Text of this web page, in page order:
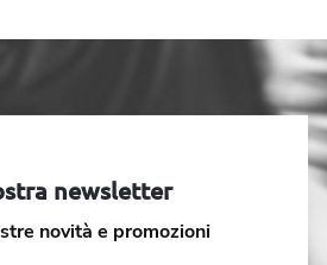
newsletter
novità e promozioni